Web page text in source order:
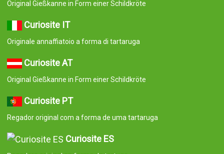
Curiosite ist eine Produktion von Milimetrado diseño y producción
multimedia S.L.. Eingetragen im Handelsregister von Madrid am
07. September 2006. Band:23.137. Buch:0. Blatt:10. Abschnitt:8.
28 Madrid